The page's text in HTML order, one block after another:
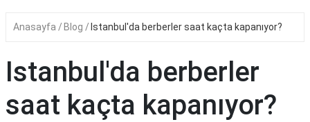
Anasayfa Blog Istanbul'da berberler saat kaçta kapanıyor?
Istanbul'da berberler
saat kaçta kapanıyor?